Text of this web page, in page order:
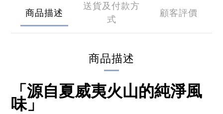
商品描述
送貨及付款方
式
顧客評價
商品描述
「源自夏威夷火山的純淨風
味」